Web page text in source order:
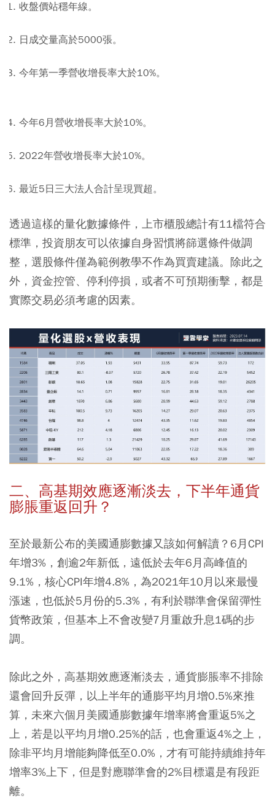
收盤價站穩年線。
日成交量高於5000張。
今年第一季營收增長率大於10%。
今年6月營收增長率大於10%。
2022年營收增長率大於10%。
最近5日三大法人合計呈現買超。
透過這樣的量化數據條件，上市櫃股總計有11檔符合
標準，投資朋友可以依據自身習慣將篩選條件做調
整，選股條件僅為範例教學不作為買賣建議。除此之
外，資金控管、停利停損，或者不可預期衝擊，都是
實際交易必須考慮的因素。
二、高基期效應逐漸淡去，下半年通貨
膨脹重返回升？
至於最新公布的美國通膨數據又該如何解讀？6月CPI
年增3%，創逾2年新低，遠低於去年6月高峰值的
9.1%，核心CPI年增4.8%，為2021年10月以來最慢
漲速，也低於5月份的5.3%，有利於聯準會保留彈性
貨幣政策，但基本上不會改變7月重啟升息1碼的步
調。
除此之外，高基期效應逐漸淡去，通貨膨脹率不排除
還會回升反彈，以上半年的通膨平均月增0.5%來推
算，未來六個月美國通膨數據年增率將會重返5%之
上，若是以平均月增0.25%的話，也會重返4%之上，
除非平均月增能夠降低至0.0%，才有可能持續維持年
增率3%上下，但是對應聯準會的2%目標還是有段距
離。